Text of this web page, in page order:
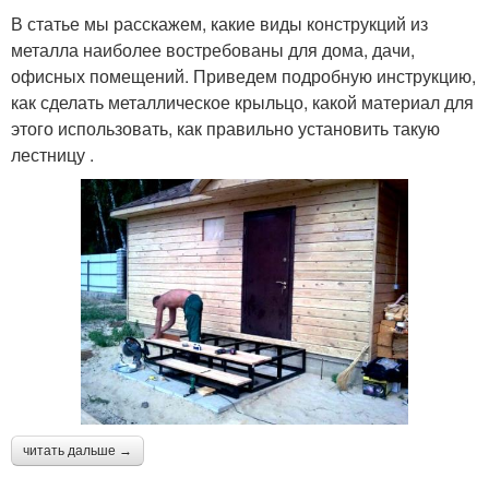
В статье мы расскажем, какие виды конструкций из
металла наиболее востребованы для дома, дачи,
офисных помещений. Приведем подробную инструкцию,
как сделать металлическое крыльцо, какой материал для
этого использовать, как правильно установить такую
лестницу .
читать дальше →